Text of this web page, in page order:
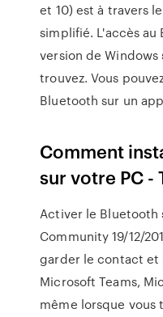
et 10) est à travers
simplifié. L'accès au
version de Windows
trouvez. Vous
Bluetooth sur un
Comment
sur votre PC -
Activer le Bluetooth
Community 19/12/
garder le contact
Microsoft Teams,
même lorsque vous